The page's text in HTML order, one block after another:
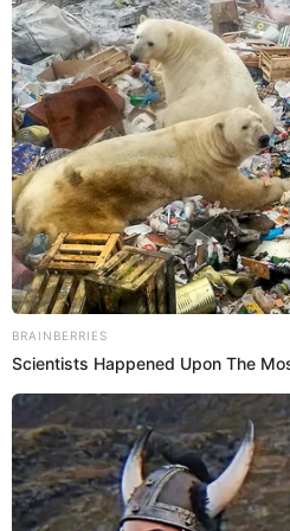
19 Dic 2024 | 11:30 h
“La verdadera esposa
GRATIS: Dónde ver el
español
La serie “La verdadera esposa
su historia. Descubre cómo verla
Isabel Gonzalez